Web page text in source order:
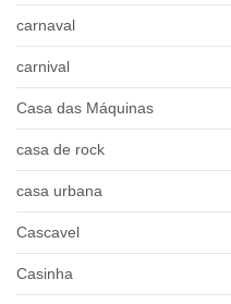
carnaval
carnival
Casa das Máquinas
casa de rock
casa urbana
Cascavel
Casinha